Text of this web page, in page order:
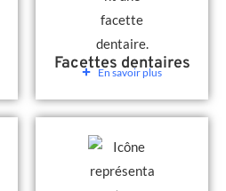
Facettes dentaires
En savoir plus